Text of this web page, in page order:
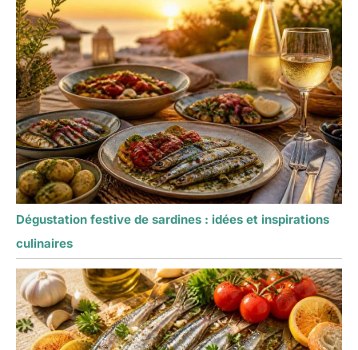
Dégustation festive de sardines : idées et inspirations
culinaires